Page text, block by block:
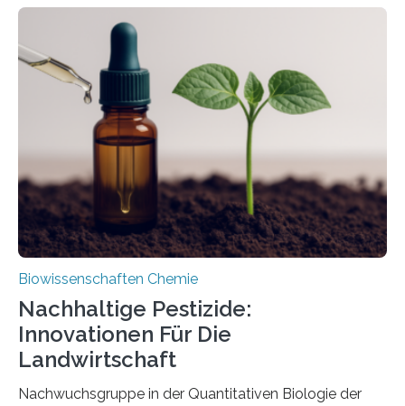
Region Kachin in Myanmar und hat sich in
ausgezeichnetem Zustand erhalten. Es konnte als neue
Art einer neuen Gattung beschrieben werden und trägt
nun den Namen Cretosabethes primaevus. Dieser erste
fossile Nachweis einer Stechmückenlarve in Bernstein
stellt gleichzeitig den ersten Fossilfund einer
Mückenlarve aus dem Mesozoikum dar, denn…
Biowissenschaften Chemie
Nachhaltige Pestizide:
Innovationen Für Die
Landwirtschaft
Nachwuchsgruppe in der Quantitativen Biologie der